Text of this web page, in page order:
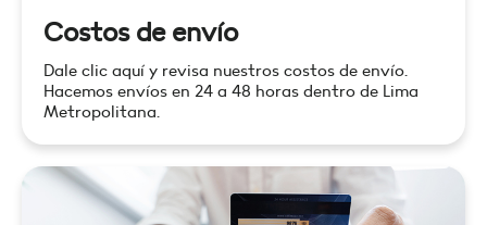
Costos de envío
Dale clic aquí y revisa nuestros costos de envío.
Hacemos envíos en 24 a 48 horas dentro de Lima
Metropolitana.